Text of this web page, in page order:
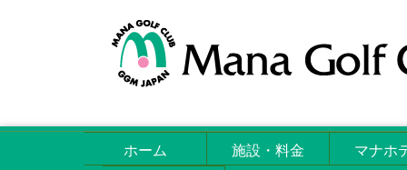
ホーム 施設・料金 マナホ